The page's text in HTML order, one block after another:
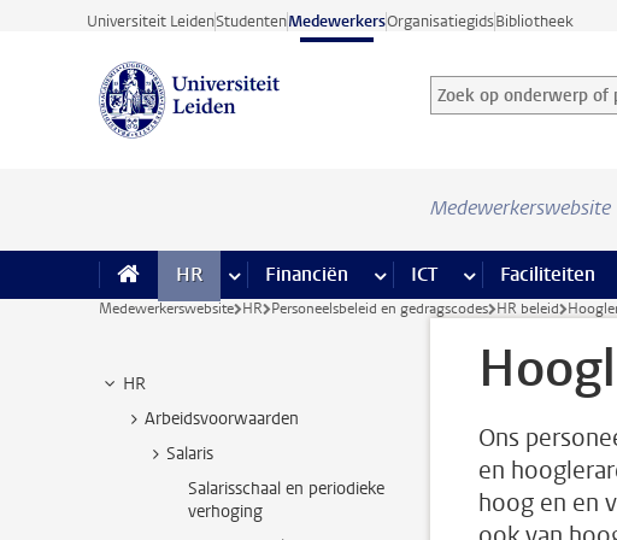
Ga direct naar de inhoud
Universiteit LeidenStudentenMedewerkersOrganisatiegidsBibliotheek
Zoek op onderwerp of
Zoekterm
Medewerkerswebsite
HR meer HR pagina’s
Financiën meer Financiën pagina’s
ICT meer ICT pagina’s
Faciliteiten
Medewerkerswebsite HR Personeelsbeleid en gedragscodes HR beleid
HR
Arbeidsvoorwaarden
Salaris
Salarisschaal en periodieke
verhoging
Ons
en
hoog en en